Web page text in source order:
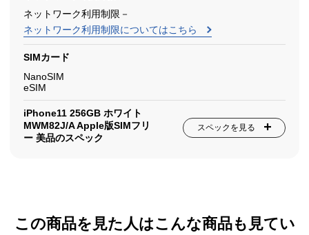
ネットワーク利用制限－
ネットワーク利用制限についてはこちら
SIMカード
NanoSIM
eSIM
iPhone11 256GB ホワイト
MWM82J/A Apple版SIMフリ
ー 美品のスペック
スペックを見る
この商品を見た人はこんな商品も見てい